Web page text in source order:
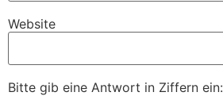
Website
Bitte gib eine Antwort in Ziffern ein: